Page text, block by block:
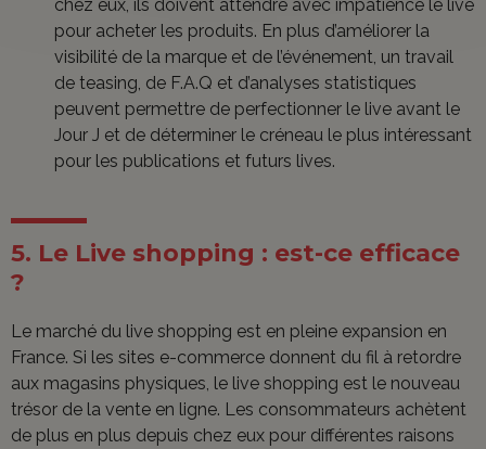
chez eux, ils doivent attendre avec impatience le live
pour acheter les produits. En plus d’améliorer la
visibilité de la marque et de l’événement, un travail
de teasing, de F.A.Q et d’analyses statistiques
peuvent permettre de perfectionner le live avant le
Jour J et de déterminer le créneau le plus intéressant
pour les publications et futurs lives.
5. Le Live shopping : est-ce efficace
?
Le marché du live shopping est en pleine expansion en
France. Si les sites e-commerce donnent du fil à retordre
aux magasins physiques, le live shopping est le nouveau
trésor de la vente en ligne. Les consommateurs achètent
de plus en plus depuis chez eux pour différentes raisons